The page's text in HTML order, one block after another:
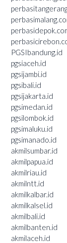
PGSIbandung.id
pgsiaceh.id
pgsijambi.id
pgsibali.id
pgsijakarta.id
pgsimedan.id
pgsilombok.id
pgsimaluku.id
pgsimanado.id
akmilsumbar.id
akmilpapua.id
akmilriau.id
akmilntt.id
akmilkalbar.id
akmilkalsel.id
akmilbali.id
akmilbanten.id
akmilaceh.id